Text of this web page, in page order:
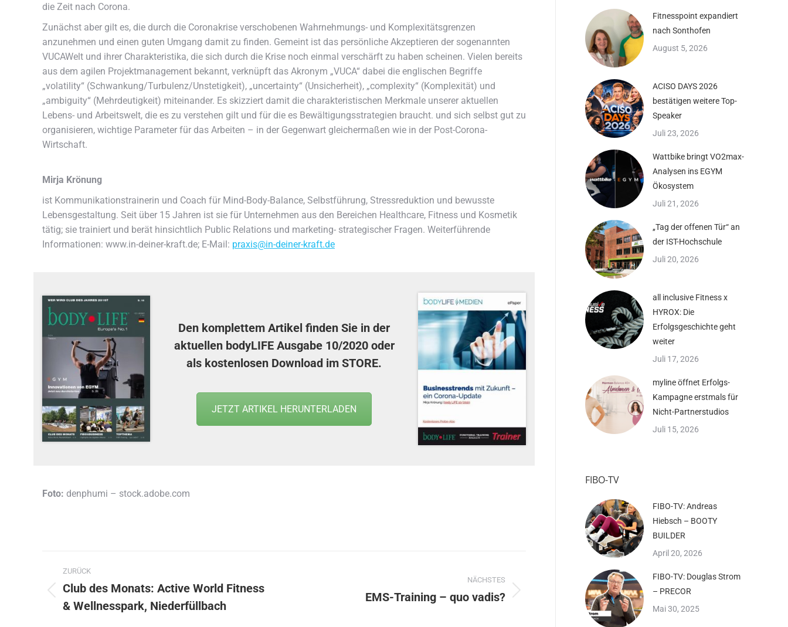
die Zeit nach Corona.
Zunächst aber gilt es, die durch die Coronakrise verschobenen Wahrnehmungs- und Komplexitätsgrenzen
anzunehmen und einen guten Umgang damit zu finden. Gemeint ist das persönliche Akzeptieren der sogenannten
VUCAWelt und ihrer Charakteristika, die sich durch die Krise noch einmal verschärft zu haben scheinen. Vielen bereits
aus dem agilen Projektmanagement bekannt, verknüpft das Akronym „VUCA“ dabei die englischen Begriffe
„volatility“ (Schwankung/Turbulenz/Unstetigkeit), „uncertainty“ (Unsicherheit), „complexity“ (Komplexität) und
„ambiguity“ (Mehrdeutigkeit) miteinander. Es skizziert damit die charakteristischen Merkmale unserer aktuellen
Lebens- und Arbeitswelt, die es zu verstehen gilt und für die es Bewältigungsstrategien braucht. und sich selbst gut zu
organisieren, wichtige Parameter für das Arbeiten – in der Gegenwart gleichermaßen wie in der Post-Corona-
Wirtschaft.
Mirja Krönung
ist Kommunikationstrainerin und Coach für Mind-Body-Balance, Selbstführung, Stressreduktion und bewusste
Lebensgestaltung. Seit über 15 Jahren ist sie für Unternehmen aus den Bereichen Healthcare, Fitness und Kosmetik
tätig; sie trainiert und berät hinsichtlich Public Relations und marketing- strategischer Fragen. Weiterführende
Informationen: www.in-deiner-kraft.de; E-Mail: praxis@in-deiner-kraft.de
Den komplettem Artikel finden Sie in der
aktuellen bodyLIFE Ausgabe 10/2020oder
als kostenlosen Download im STORE.
JETZT ARTIKEL HERUNTERLADEN
Foto: denphumi – stock.adobe.com
Kommentarnavigation
ZURÜCK
Beitrag:
Club des Monats: Active World Fitness
& Wellnesspark, Niederfüllbach
NÄCHSTES
EMS-Training – quo vadis?
Fitnesspoint expandiert
nach Sonthofen
August 5, 2026
ACISO DAYS 2026
bestätigen weitere Top-
Speaker
Juli 23, 2026
Wattbike bringt VO2max-
Analysen ins EGYM
Ökosystem
Juli 21, 2026
„Tag der offenen Tür“ an
der IST-Hochschule
Juli 20, 2026
all inclusive Fitness x
HYROX: Die
Erfolgsgeschichte geht
weiter
Juli 17, 2026
myline öffnet Erfolgs-
Kampagne erstmals für
Nicht-Partnerstudios
Juli 15, 2026
FIBO-TV
FIBO-TV: Andreas
Hiebsch – BOOTY
BUILDER
April 20, 2026
FIBO-TV: Douglas Strom
– PRECOR
Mai 30, 2025